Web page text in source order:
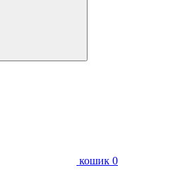
кошик 0